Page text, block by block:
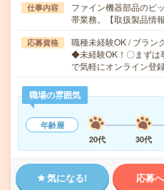
仕事内容
ファイン機器部品のピ
帯業務。【取扱製品情
応募資格
職種未経験OK / ブラン
◆未経験OK！〇まずは
で気軽にオンライン登
職場の雰囲気
年齢層
20代
30代
気になる! 応募